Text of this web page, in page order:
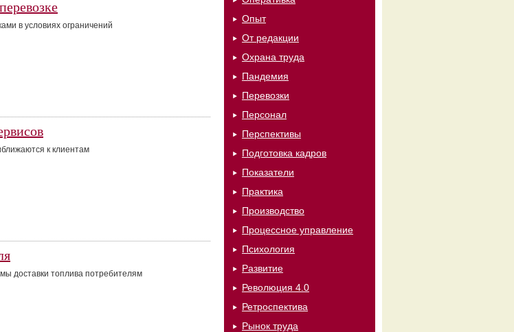
в условиях ограничений
к клиентам
доставки топлива потребителям
Опыт
От редакции
Охрана труда
Пандемия
Перевозки
Персонал
Перспективы
Подготовка кадров
Показатели
Практика
Производство
Процессное управление
Психология
Развитие
Революция 4.0
Ретроспектива
Рынок труда